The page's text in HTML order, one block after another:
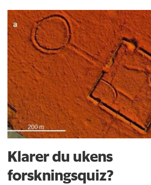
Klarer du ukens
forskningsquiz?